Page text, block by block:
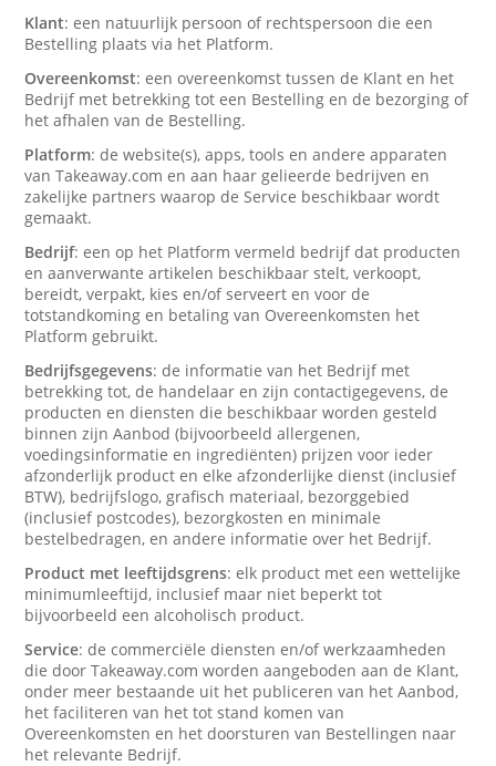
Klant: een natuurlijk persoon of rechtspersoon die een
Bestelling plaats via het Platform.
Overeenkomst: een overeenkomst tussen de Klant en het
Bedrijf met betrekking tot een Bestelling en de bezorging of
het afhalen van de Bestelling.
Platform: de website(s), apps, tools en andere apparaten
van Takeaway.com en aan haar gelieerde bedrijven en
zakelijke partners waarop de Service beschikbaar wordt
gemaakt.
Bedrijf: een op het Platform vermeld bedrijf dat producten
en aanverwante artikelen beschikbaar stelt, verkoopt,
bereidt, verpakt, kies en/of serveert en voor de
totstandkoming en betaling van Overeenkomsten het
Platform gebruikt.
Bedrijfsgegevens: de informatie van het Bedrijf met
betrekking tot, de handelaar en zijn contactigegevens, de
producten en diensten die beschikbaar worden gesteld
binnen zijn Aanbod (bijvoorbeeld allergenen,
voedingsinformatie en ingrediënten) prijzen voor ieder
afzonderlijk product en elke afzonderlijke dienst (inclusief
BTW), bedrijfslogo, grafisch materiaal, bezorggebied
(inclusief postcodes), bezorgkosten en minimale
bestelbedragen, en andere informatie over het Bedrijf.
Product met leeftijdsgrens: elk product met een wettelijke
minimumleeftijd, inclusief maar niet beperkt tot
bijvoorbeeld een alcoholisch product.
Service: de commerciële diensten en/of werkzaamheden
die door Takeaway.com worden aangeboden aan de Klant,
onder meer bestaande uit het publiceren van het Aanbod,
het faciliteren van het tot stand komen van
Overeenkomsten en het doorsturen van Bestellingen naar
het relevante Bedrijf.